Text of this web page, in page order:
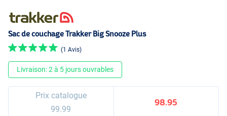
Sac de couchage Trakker Big Snooze Plus
(1 Avis)
Livraison: 2 à 5 jours ouvrables
Prix catalogue
99.99
98.95